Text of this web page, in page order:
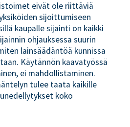
eivät ole riittäviä
sijoittumiseen
kaupalle sijainti on kaikki
ohjauksessa suurin
lainsäädäntöä kunnissa
Käytännön kaavatyössä
ei mahdollistaminen.
tulee taata kaikille
koko